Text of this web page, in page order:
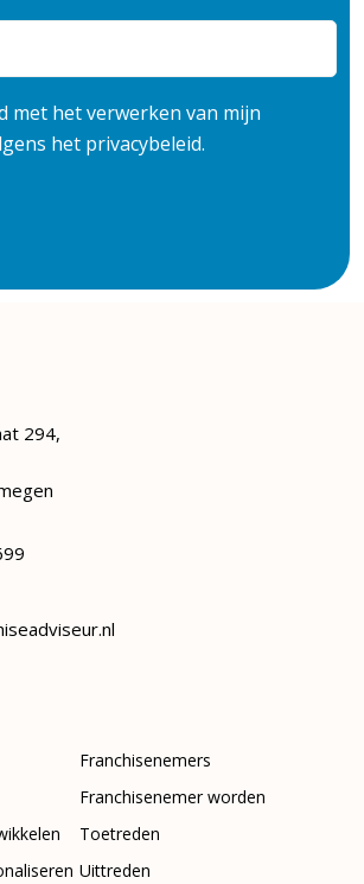
met het verwerken van mijn
het privacybeleid.
294,
Franchisenemers
Franchisenemer worden
Toetreden
Uittreden